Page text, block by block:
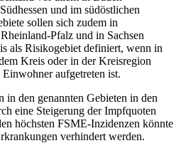
und im südöstlichen
sollen sich zudem in
Pfalz und in Sachsen
als Risikogebiet definiert, wenn in
Kreis oder in der Kreisregion
aufgetreten ist.
den genannten Gebieten in den
eine Steigerung der Impfquoten
höchsten FSME-Inzidenzen könnte
verhindert werden.